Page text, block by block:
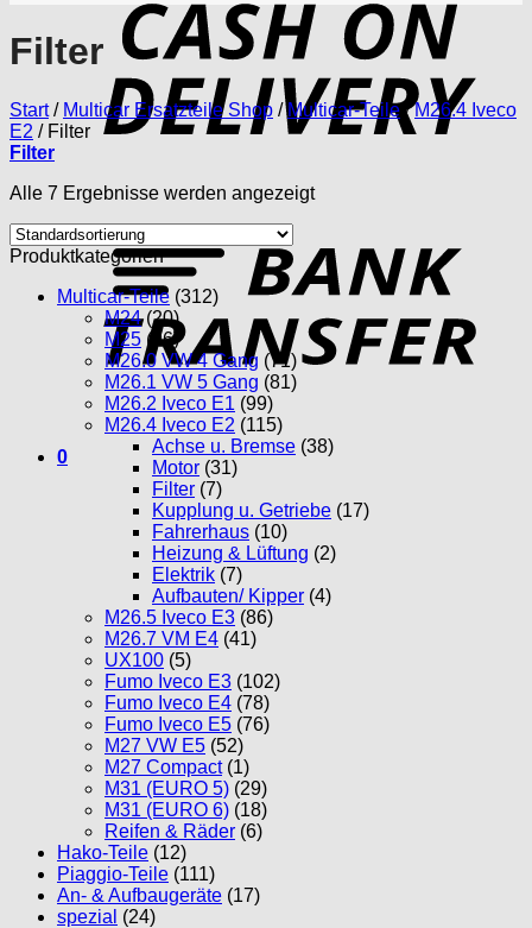
0
Filter
Start / Multicar Ersatzteile Shop / Multicar-Teile / M26.4 Iveco
E2 /Filter
Filter
Alle 7 Ergebnisse werden angezeigt
Produktkategorien
Multicar-Teile (312)
M24 (20)
M25 (96)
M26.0 VW 4 Gang (71)
M26.1 VW 5 Gang (81)
M26.2 Iveco E1 (99)
M26.4 Iveco E2 (115)
Achse u. Bremse (38)
Motor (31)
Filter (7)
Kupplung u. Getriebe (17)
Fahrerhaus (10)
Heizung & Lüftung (2)
Elektrik (7)
Aufbauten/ Kipper (4)
M26.5 Iveco E3 (86)
M26.7 VM E4 (41)
UX100 (5)
Fumo Iveco E3 (102)
Fumo Iveco E4 (78)
Fumo Iveco E5 (76)
M27 VW E5 (52)
M27 Compact (1)
M31 (EURO 5) (29)
M31 (EURO 6) (18)
Reifen & Räder (6)
Hako-Teile (12)
Piaggio-Teile (111)
An- & Aufbaugeräte (17)
spezial (24)